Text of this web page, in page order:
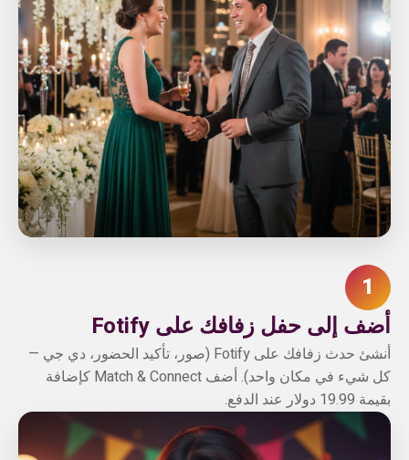
1
أضف إلى حفل زفافك على Fotify
أنشئ حدث زفافك على Fotify (صور، تأكيد الحضور، دي جي —
كل شيء في مكان واحد). أضف Match & Connect كإضافة
بقيمة 19.99 دولار عند الدفع.